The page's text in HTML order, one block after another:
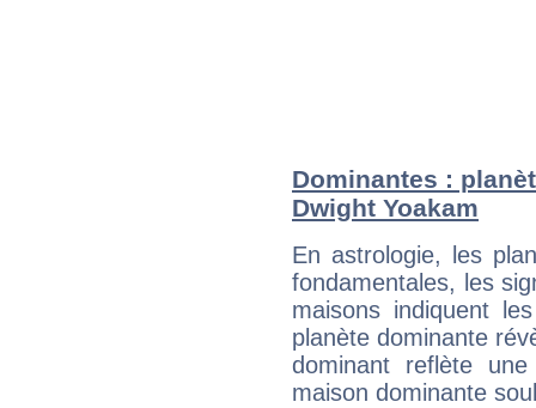
Dominantes :
Dwight Yoakam
En astrologie, les
fondamentales, les
maisons indiquent
planète dominante
dominant reflète
maison dominante